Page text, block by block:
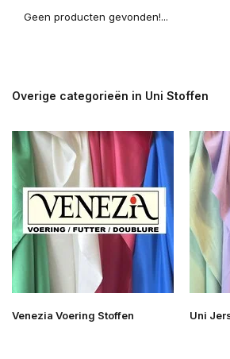
Geen producten gevonden!...
Overige categorieën in Uni Stoffen
Venezia Voering Stoffen Uni